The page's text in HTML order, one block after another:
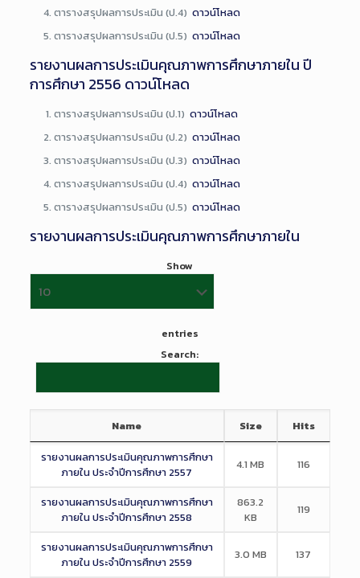
ตารางสรุปผลการประเมิน (ป.4) ดาวน์โหลด
ตารางสรุปผลการประเมิน (ป.5) ดาวน์โหลด
รายงานผลการประเมินคุณภาพการศึกษาภายใน ปี
การศึกษา 2556 ดาวน์โหลด
ตารางสรุปผลการประเมิน (ป.1) ดาวน์โหลด
ตารางสรุปผลการประเมิน (ป.2) ดาวน์โหลด
ตารางสรุปผลการประเมิน (ป.3) ดาวน์โหลด
ตารางสรุปผลการประเมิน (ป.4) ดาวน์โหลด
ตารางสรุปผลการประเมิน (ป.5) ดาวน์โหลด
รายงานผลการประเมินคุณภาพการศึกษาภายใน
Show
entries
Search:
Name Size Hits
รายงานผลการประเมินคุณภาพการศึกษา
ภายใน ประจำปีการศึกษา 2557
4.1 MB 116
รายงานผลการประเมินคุณภาพการศึกษา
ภายใน ประจำปีการศึกษา 2558
863.2
KB
119
รายงานผลการประเมินคุณภาพการศึกษา
ภายใน ประจำปีการศึกษา 2559
3.0 MB 137